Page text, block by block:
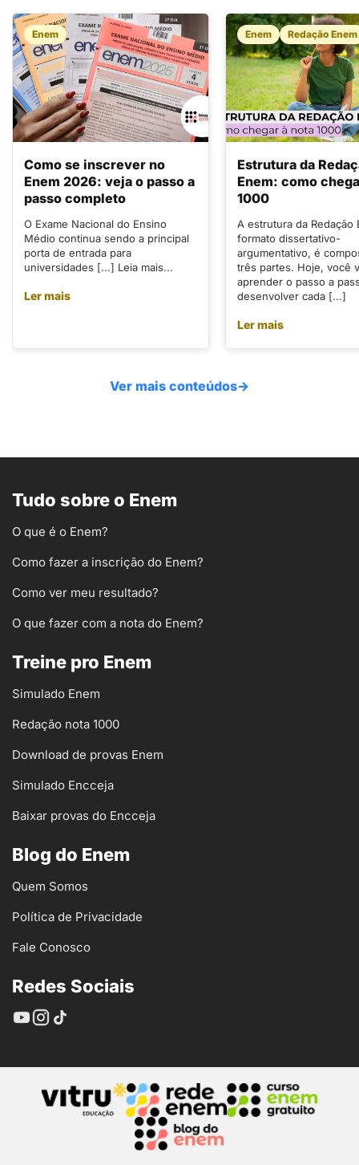
Enem
Como se inscrever no
Enem 2026: veja o passo a
passo completo
O Exame Nacional do Ensino
Médio continua sendo a principal
porta de entrada para
universidades [...] Leia mais...
Ler mais
Enem Redação Enem
Estrutura da
Enem: como
1000
A estrutura da Redação
formato dissertativo-
argumentativo, é
três partes. Hoje, você
aprender o passo a
desenvolver cada [...]
Ler mais
Ver mais conteúdos→
Tudo sobre o Enem
O que é o Enem?
Como fazer a inscrição do Enem?
Como ver meu resultado?
O que fazer com a nota do Enem?
Treine pro Enem
Simulado Enem
Redação nota 1000
Download de provas Enem
Simulado Encceja
Baixar provas do Encceja
Blog do Enem
Quem Somos
Política de Privacidade
Fale Conosco
Redes Sociais